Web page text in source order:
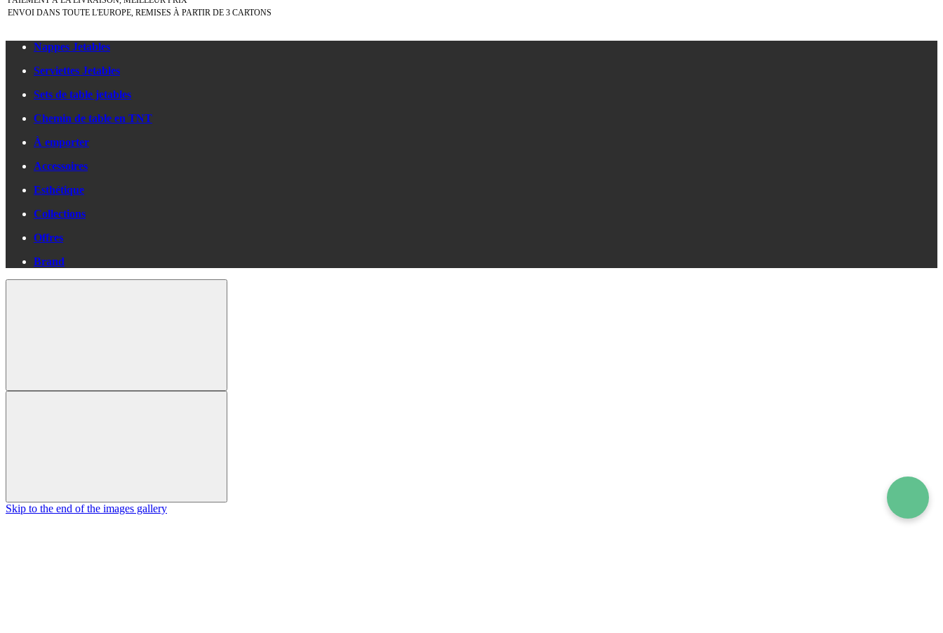
ENVOI DANS TOUTE L'EUROPE, REMISES À PARTIR DE 3 CARTONS
Nappes Jetables
Serviettes Jetables
Sets de table jetables
Chemin de table en TNT
À emporter
Accessoires
Esthétique
Collections
Offres
Brand
Skip to the end of the images gallery